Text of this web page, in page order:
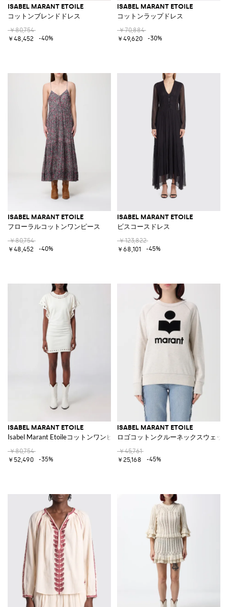
ISABEL MARANT ETOILE
コットンブレンドドレス
￥80,754
￥48,452
-40%
ISABEL MARANT ETOILE
コットンラップドレス
￥70,884
￥49,620
-30%
ISABEL MARANT ETOILE
フローラルコットンワンピース
￥80,754
￥48,452
-40%
ISABEL MARANT ETOILE
ビスコースドレス
￥123,822
￥68,101
-45%
ISABEL MARANT ETOILE
Isabel Marant Etoileコットンワンピース
￥80,754
￥52,490
-35%
ISABEL MARANT ETOILE
ロゴコットンクルーネックスウェッ
￥45,761
￥25,168
-45%